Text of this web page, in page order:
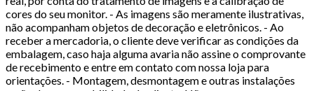
cores do seu monitor. - As imagens são meramente ilustrativas,
não acompanham objetos de decoração e eletrônicos. - Ao
receber a mercadoria, o cliente deve verificar as condições da
embalagem, caso haja alguma avaria não assine o comprovante
de recebimento e entre em contato com nossa loja para
orientações. - Montagem, desmontagem e outras instalações